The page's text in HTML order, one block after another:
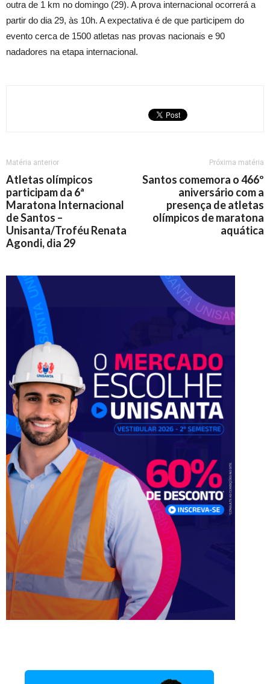
outra de 1 km no domingo (29). A prova internacional ocorrerá a
partir do dia 29, às 10h. A expectativa é de que participem do
evento cerca de 1500 atletas nas provas nacionais e 90
nadadores na etapa internacional.
Matéria anterior
Atletas olímpicos
participam da 6ª
Maratona Internacional
de Santos –
Unisanta/Troféu Renata
Agondi, dia 29
Próxima matéria
Santos comemora o 466º
aniversário com a
presença de atletas
olímpicos de maratona
aquática